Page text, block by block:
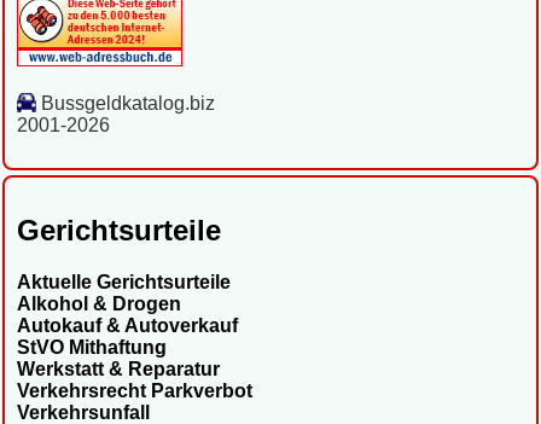
Bussgeldkatalog.biz
2001-2026
Gerichtsurteile
Aktuelle Gerichtsurteile
Alkohol & Drogen
Autokauf & Autoverkauf
StVO Mithaftung
Werkstatt & Reparatur
Verkehrsrecht Parkverbot
Verkehrsunfall